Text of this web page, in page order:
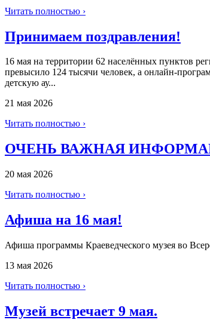
Читать полностью ›
Принимаем поздравления!
16 мая на территории 62 населённых пунктов
превысило 124 тысячи человек, а
детскую ау...
21 мая 2026
Читать полностью ›
ОЧЕНЬ ВАЖНАЯ
20 мая 2026
Читать полностью ›
Афиша на 16 мая!
Афиша программы Краеведческого музея во
13 мая 2026
Читать полностью ›
Музей встречает 9 мая.